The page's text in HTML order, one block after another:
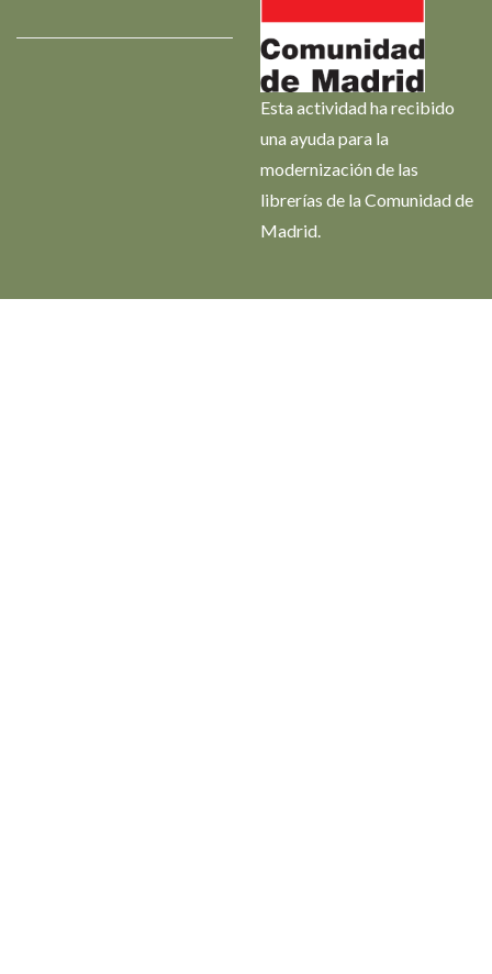
Esta actividad ha recibido
una ayuda para la
modernización de las
librerías de la Comunidad de
Madrid.